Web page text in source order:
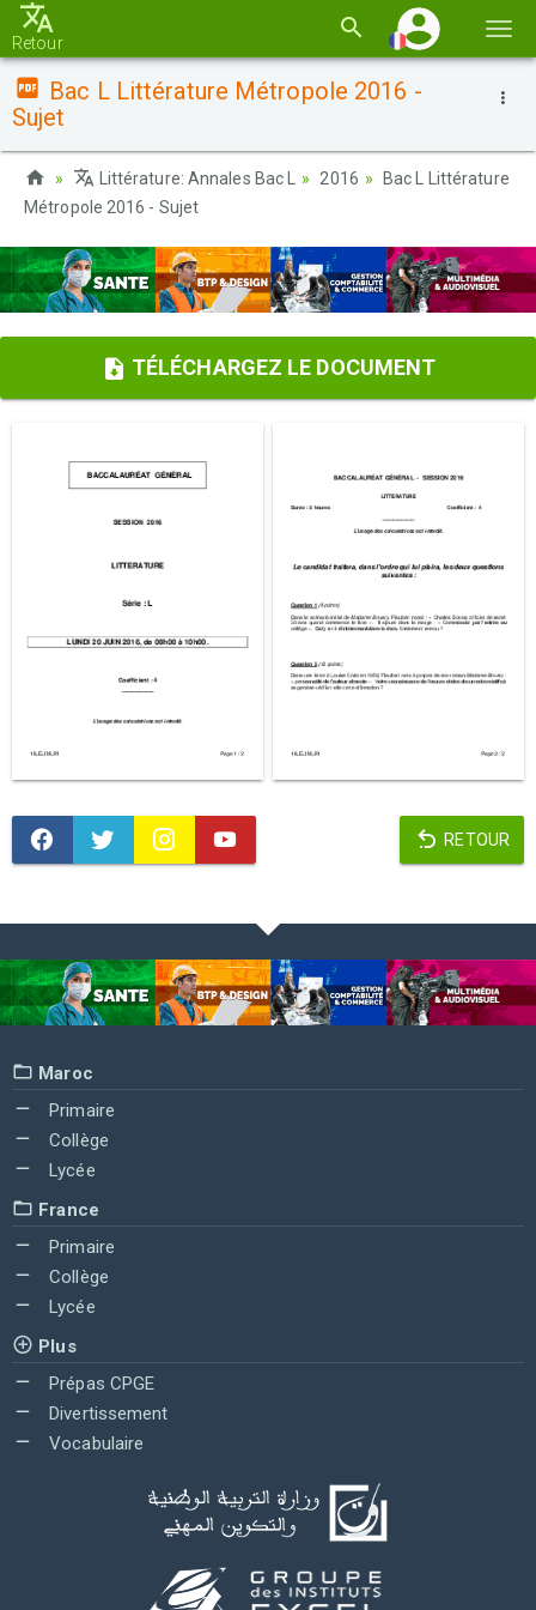
la
Retour
Bac L Littérature Métropole 2016 -
Sujet
Littérature: Annales Bac L 2016
Bac L Littérature
Métropole 2016 - Sujet
TÉLÉCHARGEZ LE DOCUMENT
RETOUR
Maroc
Primaire
Collège
Lycée
France
Primaire
Collège
Lycée
Plus
Prépas CPGE
Divertissement
Vocabulaire